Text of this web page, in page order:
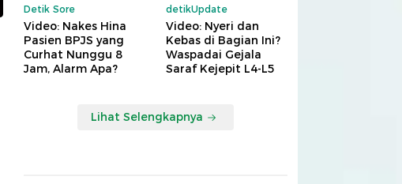
Detik Sore
Video: Nakes Hina
Pasien BPJS yang
Curhat Nunggu 8
Jam, Alarm Apa?
detikUpdate
Video: Nyeri dan
Kebas di Bagian Ini?
Waspadai Gejala
Saraf Kejepit L4-L5
Lihat Selengkapnya